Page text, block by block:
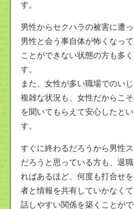
す。
男性からセクハラの被害に遭っ
男性と会う事自体が怖くなっ
ことができない状態の方も多
す。
また、女性が多い職場でのい
複雑な状況も、女性だからこ
を聞いてもらえて安心したと
す。
すぐに終わるだろうから男性
だろうと思っている方も、退
ればあるほど、何度も打合せ
者と情報を共有していかなくて
話しやすい関係を築くことが